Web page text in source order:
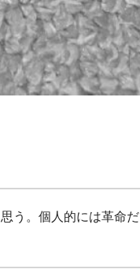
う。個人的には革命